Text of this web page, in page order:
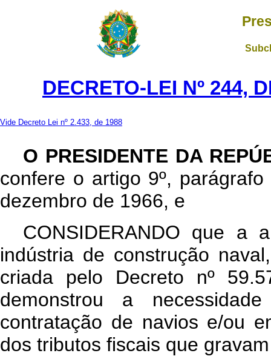
DECRETO-LEI Nº 244,
Vide Decreto Lei nº 2.433, de 1988
O PRESIDENTE DA
confere o artigo 9º,
dezembro de 1966, e
CONSIDERANDO que a
indústria de construção
criada pelo Decreto nº
demonstrou a
contratação de navios e/ou
dos tributos fiscais que